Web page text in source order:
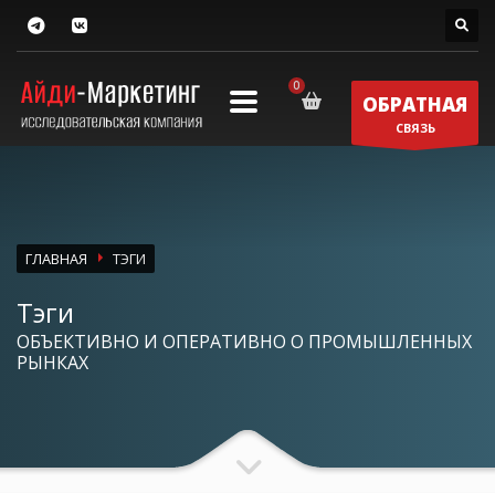
ОБРАТНАЯ
СВЯЗЬ
ГЛАВНАЯ ТЭГИ
Тэги
ОБЪЕКТИВНО И ОПЕРАТИВНО О ПРОМЫШЛЕННЫХ
РЫНКАХ